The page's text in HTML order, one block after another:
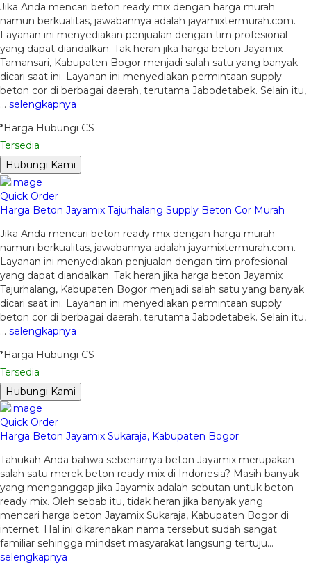
Jika Anda mencari beton ready mix dengan harga murah
namun berkualitas, jawabannya adalah jayamixtermurah.com.
Layanan ini menyediakan penjualan dengan tim profesional
yang dapat diandalkan. Tak heran jika harga beton Jayamix
Tamansari, Kabupaten Bogor menjadi salah satu yang banyak
dicari saat ini. Layanan ini menyediakan permintaan supply
beton cor di berbagai daerah, terutama Jabodetabek. Selain itu,
… selengkapnya
*Harga Hubungi CS
Tersedia
Hubungi Kami
Quick Order
Harga Beton Jayamix Tajurhalang Supply Beton Cor Murah
Jika Anda mencari beton ready mix dengan harga murah
namun berkualitas, jawabannya adalah jayamixtermurah.com.
Layanan ini menyediakan penjualan dengan tim profesional
yang dapat diandalkan. Tak heran jika harga beton Jayamix
Tajurhalang, Kabupaten Bogor menjadi salah satu yang banyak
dicari saat ini. Layanan ini menyediakan permintaan supply
beton cor di berbagai daerah, terutama Jabodetabek. Selain itu,
… selengkapnya
*Harga Hubungi CS
Tersedia
Hubungi Kami
Quick Order
Harga Beton Jayamix Sukaraja, Kabupaten Bogor
Tahukah Anda bahwa sebenarnya beton Jayamix merupakan
salah satu merek beton ready mix di Indonesia? Masih banyak
yang menganggap jika Jayamix adalah sebutan untuk beton
ready mix. Oleh sebab itu, tidak heran jika banyak yang
mencari harga beton Jayamix Sukaraja, Kabupaten Bogor di
internet. Hal ini dikarenakan nama tersebut sudah sangat
familiar sehingga mindset masyarakat langsung tertuju…
selengkapnya